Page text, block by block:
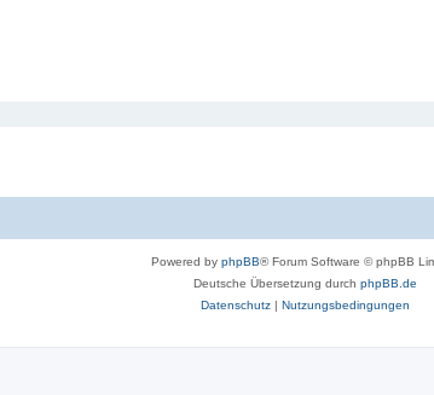
Powered by phpBB® Forum Software © phpBB
Deutsche Übersetzung durch phpBB.de
Datenschutz| Nutzungsbedingungen